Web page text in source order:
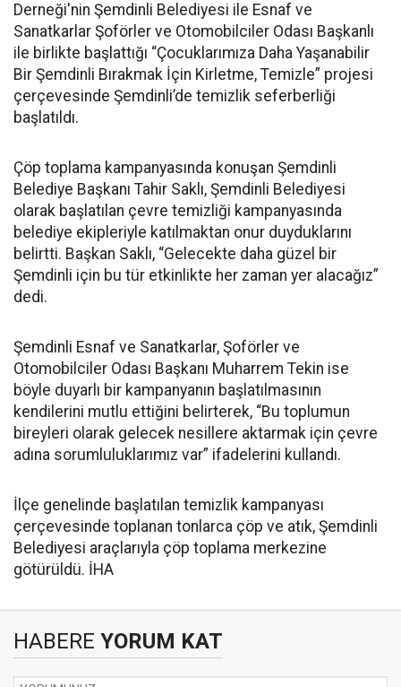
Derneği'nin Şemdinli Belediyesi ile Esnaf ve
Sanatkarlar Şoförler ve Otomobilciler Odası Başkanlı
ile birlikte başlattığı “Çocuklarımıza Daha Yaşanabilir
Bir Şemdinli Bırakmak İçin Kirletme, Temizle” projesi
çerçevesinde Şemdinli’de temizlik seferberliği
başlatıldı.
Çöp toplama kampanyasında konuşan Şemdinli
Belediye Başkanı Tahir Saklı, Şemdinli Belediyesi
olarak başlatılan çevre temizliği kampanyasında
belediye ekipleriyle katılmaktan onur duyduklarını
belirtti. Başkan Saklı, “Gelecekte daha güzel bir
Şemdinli için bu tür etkinlikte her zaman yer alacağız”
dedi.
Şemdinli Esnaf ve Sanatkarlar, Şoförler ve
Otomobilciler Odası Başkanı Muharrem Tekin ise
böyle duyarlı bir kampanyanın başlatılmasının
kendilerini mutlu ettiğini belirterek, “Bu toplumun
bireyleri olarak gelecek nesillere aktarmak için çevre
adına sorumluluklarımız var” ifadelerini kullandı.
İlçe genelinde başlatılan temizlik kampanyası
çerçevesinde toplanan tonlarca çöp ve atık, Şemdinli
Belediyesi araçlarıyla çöp toplama merkezine
götürüldü. İHA
HABERE YORUM KAT